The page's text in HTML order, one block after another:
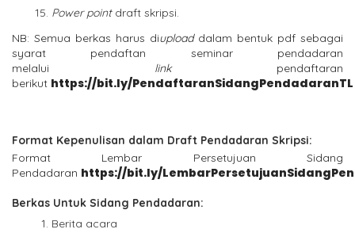
Power pointdraft skripsi.
NB: Semua berkas harus diuploaddalam bentuk pdf sebagai
syarat pendaftan seminar pendadaran
melalui linkpendaftaran
berikut https://bit.ly/PendaftaranSidangPendadaranTL
Format Kepenulisan dalam Draft Pendadaran Skripsi:
Format Lembar Persetujuan Sidang
Pendadaran https://bit.ly/
Berkas Untuk Sidang Pendadaran:
Berita acara